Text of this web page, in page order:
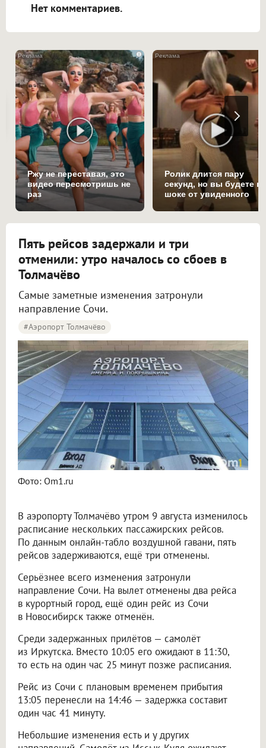
Нет комментариев.
i
Ржу не переставая, это
видео пересмотришь не
раз
Ролик длится пару
секунд, но вы будете в
шоке от увиденного
Пять рейсов задержали и три
отменили: утро началось со сбоев в
Толмачёво
Самые заметные изменения затронули
направление Сочи.
#Аэропорт Толмачёво
Фото: Om1.ru
В аэропорту Толмачёво утром 9 августа изменилось
расписание нескольких пассажирских рейсов.
По данным онлайн-табло воздушной гавани, пять
рейсов задерживаются, ещё три отменены.
Серьёзнее всего изменения затронули
направление Сочи. На вылет отменены два рейса
в курортный город, ещё один рейс из Сочи
в Новосибирск также отменён.
Среди задержанных прилётов — самолёт
из Иркутска. Вместо 10:05 его ожидают в 11:30,
то есть на один час 25 минут позже расписания.
Рейс из Сочи с плановым временем прибытия
13:05 перенесли на 14:46 — задержка составит
один час 41 минуту.
Небольшие изменения есть и у других